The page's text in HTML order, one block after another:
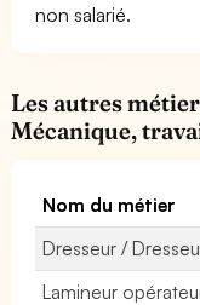
non salarié.
Les autres
Mécanique,
Nom du métier
Dresseur /
Lamineur